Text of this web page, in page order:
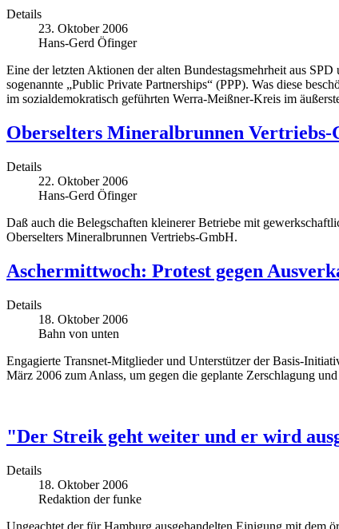
Details
23. Oktober 2006
Hans-Gerd Öfinger
Eine der letzten Aktionen der alten Bundestagsmehrheit aus
sogenannte „Public Private Partnerships“ (PPP). Was diese
im sozialdemokratisch geführten Werra-Meißner-Kreis im
Oberselters Mineralbrunnen
Details
22. Oktober 2006
Hans-Gerd Öfinger
Daß auch die Belegschaften kleinerer Betriebe mit
Oberselters Mineralbrunnen Vertriebs-GmbH.
Aschermittwoch: Protest gegen
Details
18. Oktober 2006
Bahn von unten
Engagierte Transnet-Mitglieder und Unterstützer der Basis-
März 2006 zum Anlass, um gegen die geplante Zerschlagung
"Der Streik geht weiter und er wird
Details
18. Oktober 2006
Redaktion der funke
Ungeachtet der für Hamburg ausgehandelten Einigung mit dem